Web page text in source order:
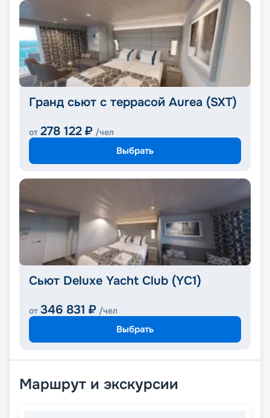
Гранд сьют с террасой Aurea (SXT)
от 278 122 ₽ /чел
Выбрать
Сьют Deluxe Yacht Club (YC1)
от 346 831 ₽ /чел
Выбрать
Маршрут и экскурсии